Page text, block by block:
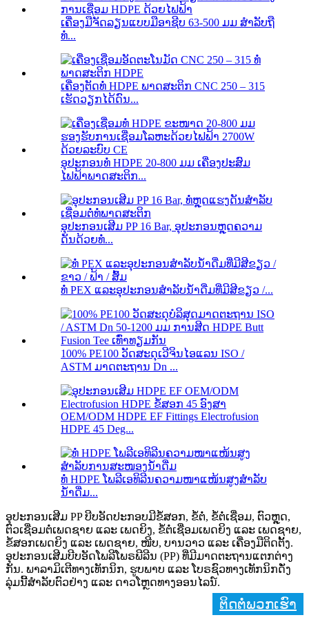
ເຄື່ອງມືຈັດລຽນແບບມືອາຊີບ 63-500 ມມ ສຳລັບຖື
ທໍ່...
ເຄື່ອງຕັດທໍ່ HDPE ພາດສະຕິກ CNC 250 – 315
ເຮັດວຽກໄດ້ດົນ...
ອຸປະກອນທໍ່ HDPE 20-800 ມມ ເຄື່ອງປະສົມ
ໄຟຟ້າພາດສະຕິກ...
ອຸປະກອນເສີມ PP 16 Bar, ອຸປະກອນຫຼຸດຄວາມ
ດັນດ້ວຍທໍ່...
ທໍ່ PEX ແລະອຸປະກອນສຳລັບນ້ຳດື່ມທີ່ມີສີຂຽວ /...
100% PE100 ວັດສະດຸເວີຈິນໄອແລນ ISO /
ASTM ມາດຕະຖານ Dn ...
OEM/ODM HDPE EF Fittings Electrofusion
HDPE 45 Deg...
ທໍ່ HDPE ໂພລີເອທິລີນຄວາມໜາແໜ້ນສູງສຳລັບ
ນ້ຳດື່ມ...
ອຸປະກອນເສີມ PP ບີບອັດປະກອບມີຂໍ້ສອກ, ຂໍ້ຕໍ່, ຂໍ້ຕໍ່ເຊື່ອມ, ຕົວຫຼຸດ,
ຕົວເຊື່ອມຕໍ່ເພດຊາຍ ແລະ ເພດຍິງ, ຂໍ້ຕໍ່ເຊື່ອມເພດຍິງ ແລະ ເພດຊາຍ,
ຂໍ້ສອກເພດຍິງ ແລະ ເພດຊາຍ, ໜີບ, ບານວາວ ແລະ ເຄື່ອງມືຕິດຕັ້ງ.
ອຸປະກອນເສີມບີບອັດໂພລີໂພຣພີລີນ (PP) ທີ່ມີມາດຕະຖານແຕກຕ່າງ
ກັນ. ພາລາມິເຕີທາງເທັກນິກ, ຮູບພາບ ແລະ ໂບຣຊົວທາງເທັກນິກດັ່ງ
ລຸ່ມນີ້ສຳລັບຕົວຢ່າງ ແລະ ດາວໂຫຼດທາງອອນໄລນ໌.
ຕິດຕໍ່ພວກເຮົາ